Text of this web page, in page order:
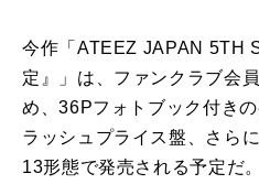
今作「ATEEZ JAPAN 5TH
定』」は、ファンクラブ会
め、36Pフォトブック付き
ラッシュプライス盤、さら
13形態で発売される予定だ。